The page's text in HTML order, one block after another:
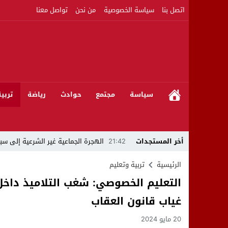
اتصل بنا سياسة الخصوصية من نحن تواصل معنا
سياسة مجتمع حوادث رياضة
أخر المستجدات 21:42 الهجرة الجماعية غير الشرعية إلى
21:16
08:50 مبادرات مواطنة وشركاؤها ينظمون
22:59 رئيس جماعة عين الجوهرة سيدي
الرئيسية تربية وتعليم
التعليم الخصوصي: شغب التلاميذ
غياب قانون العقاب
20 مايو 2024